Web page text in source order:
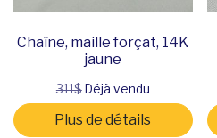
Chaîne, maille forçat, 14K
jaune
311$Déjà vendu
Plus de détails